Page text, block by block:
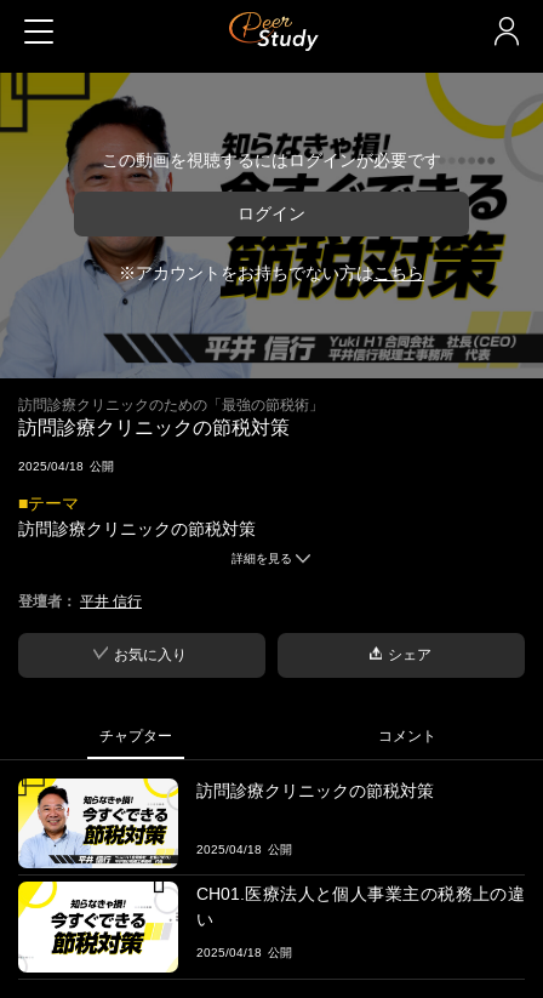
この動画を視聴するにはログインが必要です
ログイン
※アカウントをお持ちでない方はこちら
訪問診療クリニックのための「最強の節税術」
訪問診療クリニックの節税対策
2025/04/18
■テーマ
訪問診療クリニックの節税対策
訪問診療クリニックの経営に役立つ効果的な節税戦略を解説。
個人事業主と医療法人それぞれの税制の違いや、年間所得900万円
を超えた場合の法人化のメリット、社会保険料の負担軽減、退職
金制度、経費計上範囲の拡大など、知っておきたい情報が満載で
さらに、車両リース、役員報酬の最適化、小規模企業共済、法人
契約生命保険、期末の設備投資といった具体的な節税事例を丁寧
に解説。クリニックの利益を最大化するための実践的な節税ノウ
ハウをお届けします。
■登壇者
平井 信行 氏
Ｙｕｋｉ Ｈ１合同会社 社長（ＣＥＯ）
平井信行税理士事務所 代表
・米国マサチューセッツ州立大学大学院 MBAフィナンシャルアカ
詳細を見る
登壇者： 平井 信行
お気に入り シェア
チャプター コメント
訪問診療クリニックの節税対策
2025/04/18
CH01.医療法人と個人事業主の税務上の違
い
2025/04/18